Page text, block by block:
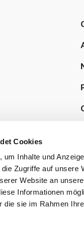
Cookies
um Inhalte und
Zugriffe auf
Website an
Informationen
die sie im Rahmen
Romande